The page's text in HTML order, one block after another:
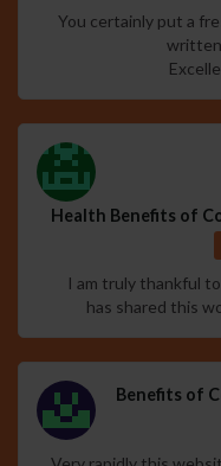
You certainly put a
written
Health Benefits of
I am truly thankful
has shared this
Benefits of